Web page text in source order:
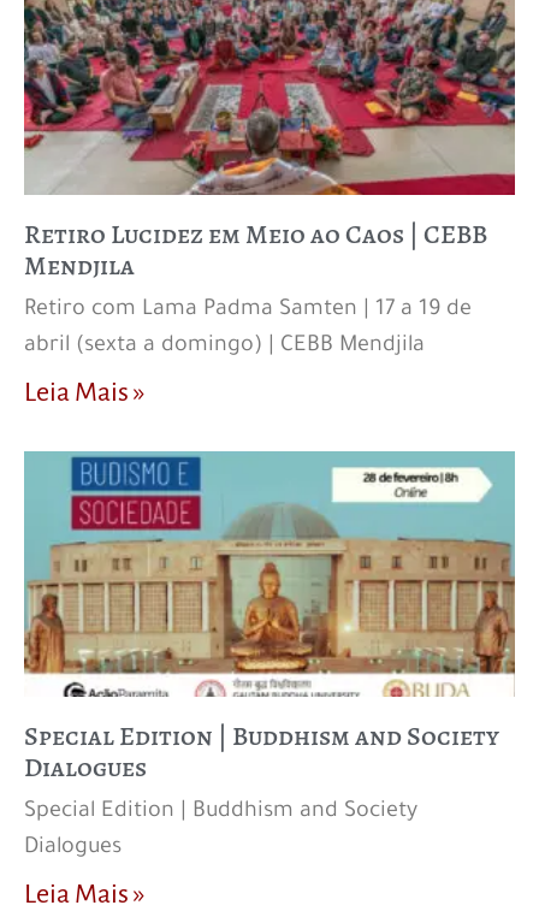
Retiro Lucidez em Meio ao Caos | CEBB
Mendjila
Retiro com Lama Padma Samten | 17 a 19 de
abril (sexta a domingo) | CEBB Mendjila
Leia Mais »
Special Edition | Buddhism and Society
Dialogues
Special Edition | Buddhism and Society
Dialogues
Leia Mais »